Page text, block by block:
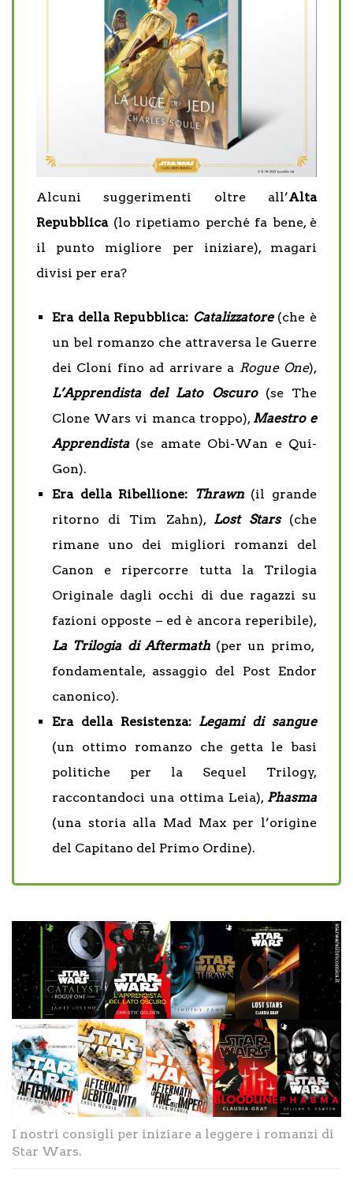
Alcuni suggerimenti oltre all’Alta
Repubblica(lo ripetiamo perché fa bene, è
il punto migliore per iniziare), magari
divisi per era?
Era della Repubblica: Catalizzatore(che è
un bel romanzo che attraversa le Guerre
dei Cloni fino ad arrivare a Rogue One),
L’Apprendista del Lato Oscuro(se The
Clone Wars vi manca troppo), Maestro e
Apprendista(se amate Obi-Wan e Qui-
Gon).
Era della Ribellione: Thrawn (il grande
ritorno di Tim Zahn), Lost Stars
(che
rimane uno dei migliori romanzi del
Canon e ripercorre tutta la Trilogia
Originale dagli occhi di due ragazzi su
fazioni opposte – ed è ancora reperibile),
La Trilogia di Aftermath (per un primo,
fondamentale, assaggio del Post Endor
canonico).
Era della Resistenza: Legami di sangue
(un ottimo romanzo che getta le basi
politiche per la Sequel Trilogy,
raccontandoci una ottima Leia), Phasma
(una storia alla Mad Max per l’origine
del Capitano del Primo Ordine).
I nostri consigli per iniziare a leggere i romanzi di
Star Wars.